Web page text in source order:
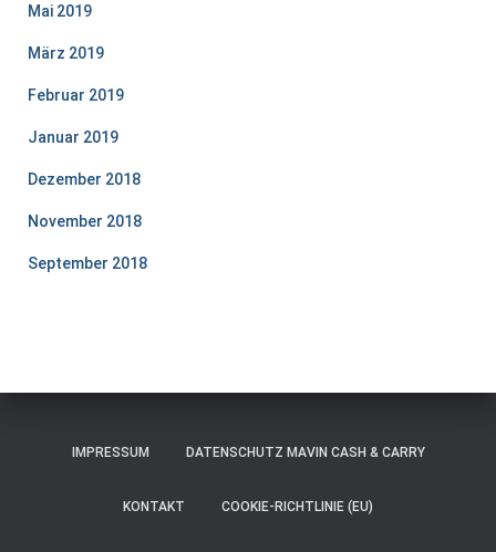
Mai 2019
März 2019
Februar 2019
Januar 2019
Dezember 2018
November 2018
September 2018
IMPRESSUM DATENSCHUTZ MAVIN CASH & CARRY
KONTAKT COOKIE-RICHTLINIE (EU)